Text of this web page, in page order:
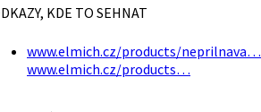
KDE TO SEHNAT
www.elmich.cz/products/neprilnava…
www.elmich.cz/products…